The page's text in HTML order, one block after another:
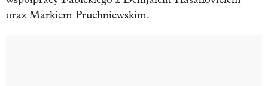
oraz Markiem Pruchniewskim.